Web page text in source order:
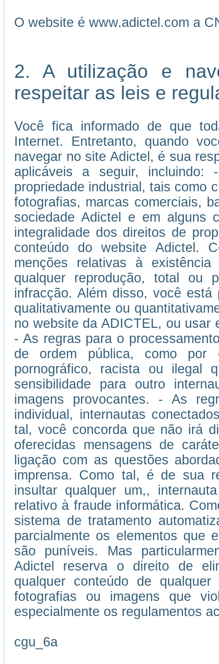
O website é www.adictel.com a
2. A utilização e
respeitar as leis e
Você fica informado de que
Internet. Entretanto, quando
navegar no site Adictel, é sua
aplicáveis a seguir,
propriedade industrial, tais como
fotografias, marcas comerciais,
sociedade Adictel e em alguns
integralidade dos direitos de
conteúdo do website Adictel.
menções relativas à
qualquer reprodução, total ou
infracção. Além disso, você
qualitativamente ou
no website da ADICTEL, ou usar
- As regras para o
de ordem pública, como por
pornográfico, racista ou ilegal
sensibilidade para outro
imagens provocantes. - As
individual, internautas
tal, você concorda que não irá
oferecidas mensagens de
ligação com as questões
imprensa. Como tal, é de sua
insultar qualquer um,,
relativo à fraude informática.
sistema de tratamento
parcialmente os elementos que
são puníveis. Mas
Adictel reserva o direito de
qualquer conteúdo de
fotografias ou imagens que
especialmente os regulamentos
cgu_6a